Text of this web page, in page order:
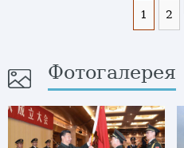
1 2
Фотогалерея